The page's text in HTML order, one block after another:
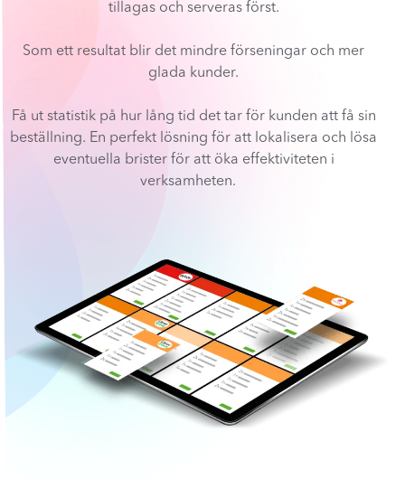
tillagas och serveras först.
Som ett resultat blir det mindre förseningar och mer
glada kunder.
Få ut statistik på hur lång tid det tar för kunden att få sin
beställning. En perfekt lösning för att lokalisera och lösa
eventuella brister för att öka effektiviteten i
verksamheten.